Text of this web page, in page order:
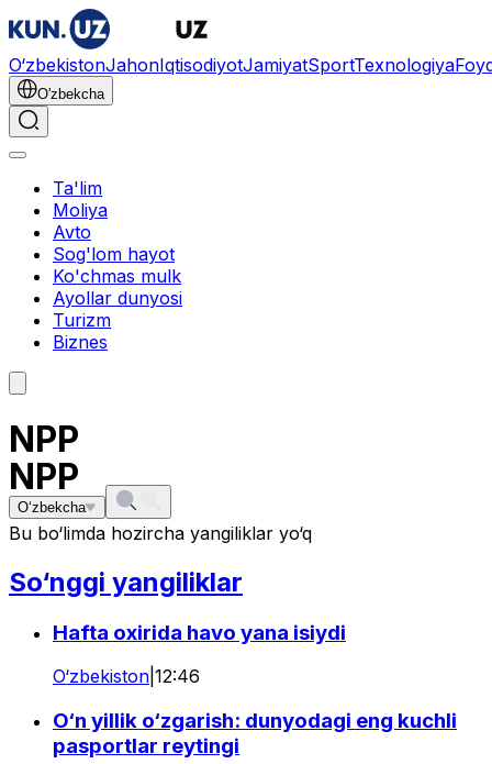
O‘zbekistonJahonIqtisodiyotJamiyatSportTexnologiya
O'zbekcha
Ta'lim
Moliya
Avto
Sog'lom hayot
Ko'chmas mulk
Ayollar dunyosi
Turizm
Biznes
NPP
O‘zbekcha
NPP
Bu bo‘limda hozircha yangiliklar yo‘q
So‘nggi yangiliklar
Hafta oxirida havo yana isiydi
O‘zbekiston 12:46
O‘n yillik o‘zgarish: dunyodagi eng kuchli
pasportlar reytingi